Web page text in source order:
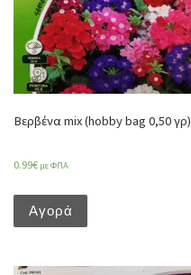
Βερβένα mix (hobby bag 0,50 γρ)
0.99€ με ΦΠΑ
Αγορά